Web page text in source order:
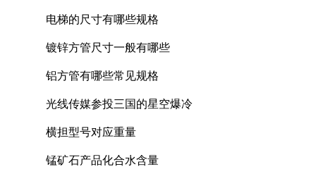
电梯的尺寸有哪些规格
镀锌方管尺寸一般有哪些
铝方管有哪些常见规格
光线传媒参投三国的星空爆冷
横担型号对应重量
锰矿石产品化合水含量